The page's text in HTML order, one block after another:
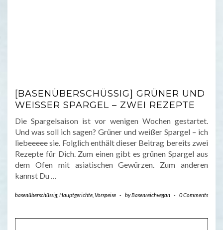
[BASENÜBERSCHÜSSIG] GRÜNER UND
WEISSER SPARGEL – ZWEI REZEPTE
Die Spargelsaison ist vor wenigen Wochen gestartet.
Und was soll ich sagen? Grüner und weißer Spargel – ich
liebeeeee sie. Folglich enthält dieser Beitrag bereits zwei
Rezepte für Dich. Zum einen gibt es grünen Spargel aus
dem Ofen mit asiatischen Gewürzen. Zum anderen
kannst Du …
basenüberschüssig, Hauptgerichte Vorspeise - byBasenreichvegan - 0 Comments